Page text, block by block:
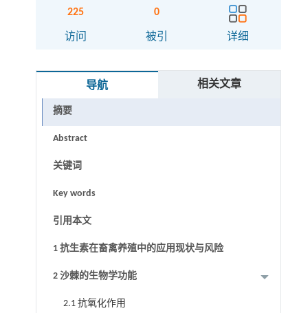
225
访问
0
被引 详细
导航 相关文章
摘要
Abstract
关键词
Key words
引用本文
1 抗生素在畜禽养殖中的应用现状与风险
2 沙棘的生物学功能
2.1 抗氧化作用